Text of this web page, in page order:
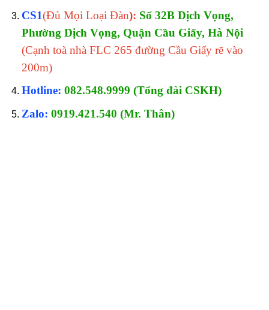
CS1(Đủ Mọi Loại Đàn): Số 32B Dịch Vọng,
Phường Dịch Vọng, Quận Cầu Giấy, Hà Nội
(Cạnh toà nhà FLC 265 đường Cầu Giấy rẽ vào
200m)
Hotline: 082.548.9999 (Tổng đài CSKH)
Zalo: 0919.421.540 (Mr. Thân)